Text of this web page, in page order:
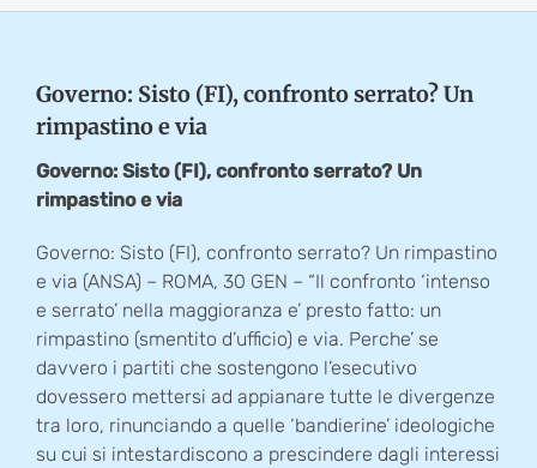
Governo: Sisto (FI), confronto serrato? Un
rimpastino e via
Governo: Sisto (FI), confronto serrato? Un
rimpastino e via
Governo: Sisto (FI), confronto serrato? Un rimpastino
e via (ANSA) – ROMA, 30 GEN – “Il confronto ‘intenso
e serrato’ nella maggioranza e’ presto fatto: un
rimpastino (smentito d’ufficio) e via. Perche’ se
davvero i partiti che sostengono l’esecutivo
dovessero mettersi ad appianare tutte le divergenze
tra loro, rinunciando a quelle ‘bandierine’ ideologiche
su cui si intestardiscono a prescindere dagli interessi